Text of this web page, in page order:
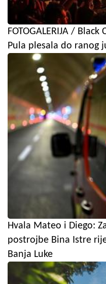
FOTOGALERIJA /
Pula plesala do ranog
Hvala Mateo i Diego:
postrojbe Bina Istre
Banja Luke